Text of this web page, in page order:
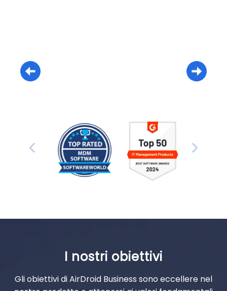
I nostri obiettivi
Gli obiettivi di AirDroid Business sono eccellere nel